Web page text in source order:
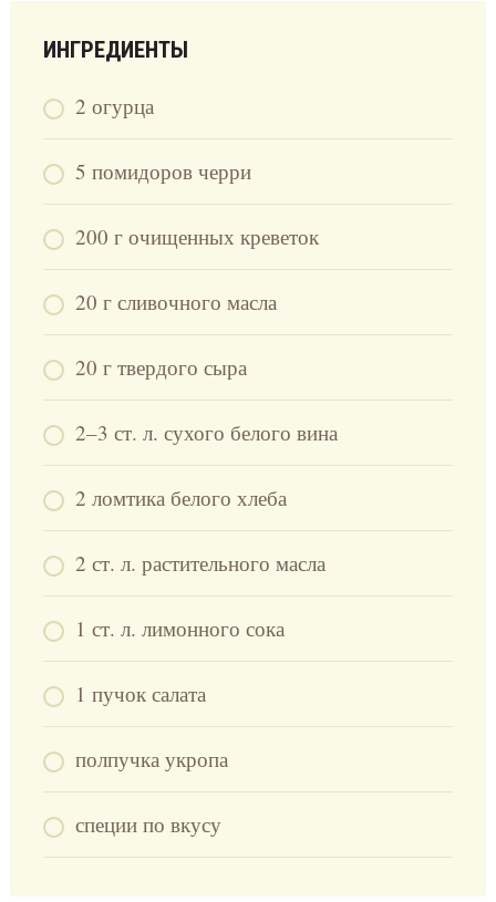
ИНГРЕДИЕНТЫ
2 огурца
5 помидоров черри
200 г очищенных креветок
20 г сливочного масла
20 г твердого сыра
2–3 ст. л. сухого белого вина
2 ломтика белого хлеба
2 ст. л. растительного масла
1 ст. л. лимонного сока
1 пучок салата
полпучка укропа
специи по вкусу